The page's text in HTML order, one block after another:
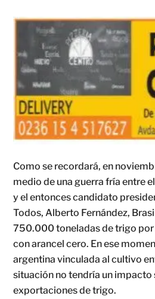
Como se recordará, en
medio de una guerra fría entre
y el entonces candidato
Todos, Alberto Fernández,
750.000 toneladas de trigo por
con arancel cero. En ese
argentina vinculada al cultivo
situación no tendría un
exportaciones de trigo.